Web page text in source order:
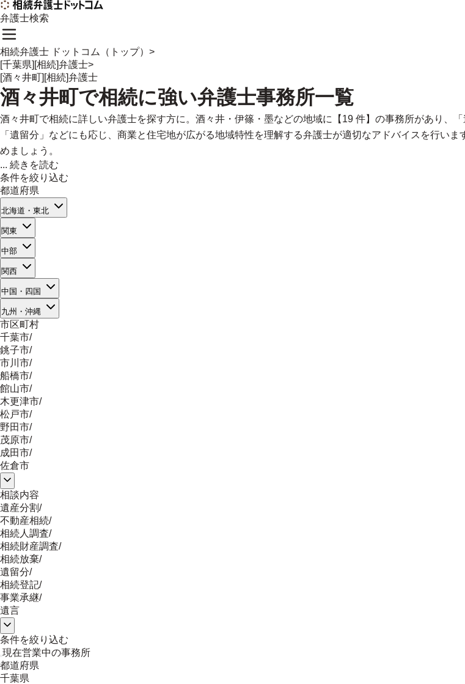
弁護士検索
相続弁護士 ドットコム（トップ） >
[千葉県][相続]弁護士>
[酒々井町][相続]弁護士
酒々井町で相続に強い弁護士事務所一覧
酒々井町で相続に詳しい弁護士を探す方に。酒々井・伊篠・墨などの地域に【19 件】の事務所があり、
「遺留分」などにも応じ、商業と住宅地が広がる地域特性を理解する弁護士が適切なアドバイスを行い
めましょう。
... 続きを読む
条件を絞り込む
都道府県
北海道・東北
関東
中部
関西
中国・四国
九州・沖縄
市区町村
千葉市/
銚子市/
市川市/
船橋市/
館山市/
木更津市/
松戸市/
野田市/
茂原市/
成田市/
佐倉市
相談内容
遺産分割/
不動産相続/
相続人調査/
相続財産調査/
相続放棄/
遺留分/
相続登記/
事業承継/
遺言
条件を絞り込む
現在営業中の事務所
都道府県
千葉県